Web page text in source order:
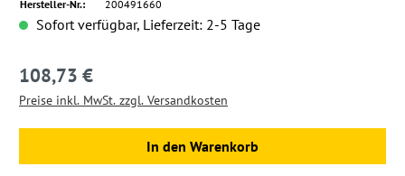
Hersteller-Nr.:
200491660
Sofort verfügbar, Lieferzeit: 2-5 Tage
Regulärer Preis:
108,73 €
Preise inkl. MwSt. zzgl. Versandkosten
In den Warenkorb